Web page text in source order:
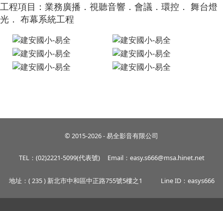
工程項目：業務廣播 ． 視聽音響 ．會議．環控． 舞台燈
光． 布幕系統工程
© 2015-2026 - 易全影音有限公司
TEL：(02)2221-5099(代表號) Email：easy.s666@msa.hinet.net
地址：( 235 ) 新北市中和區中正路755號5樓之1 Line ID：easys666